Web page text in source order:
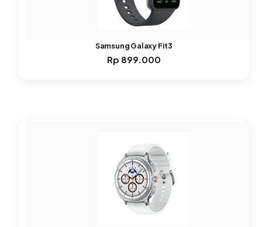
Samsung Galaxy Fit3
Rp 899.000